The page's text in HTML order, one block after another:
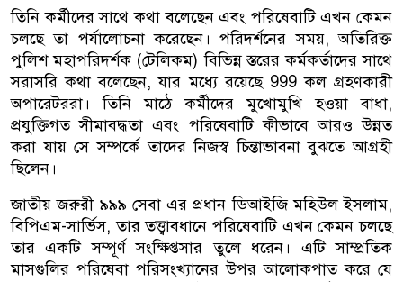
তিনি কর্মীদের সাথে কথা বলেছেন এবং পরিষেবাটি এখন কেমন
চলছে তা পর্যালোচনা করেছেন। পরিদর্শনের সময়, অতিরিক্ত
পুলিশ মহাপরিদর্শক (টেলিকম) বিভিন্ন স্তরের কর্মকর্তাদের সাথে
সরাসরি কথা বলেছেন, যার মধ্যে রয়েছে 999 কল গ্রহণকারী
অপারেটররা। তিনি মাঠে কর্মীদের মুখোমুখি হওয়া বাধা,
প্রযুক্তিগত সীমাবদ্ধতা এবং পরিষেবাটি কীভাবে আরও উন্নত
করা যায় সে সম্পর্কে তাদের নিজস্ব চিন্তাভাবনা বুঝতে আগ্রহী
ছিলেন।
জাতীয় জরুরী ৯৯৯ সেবা এর প্রধান ডিআইজি মহিউল ইসলাম,
বিপিএম-সার্ভিস, তার তত্ত্বাবধানে পরিষেবাটি এখন কেমন চলছে
তার একটি সম্পূর্ণ সংক্ষিপ্তসার তুলে ধরেন। এটি সাম্প্রতিক
মাসগুলির পরিষেবা পরিসংখ্যানের উপর আলোকপাত করে যে